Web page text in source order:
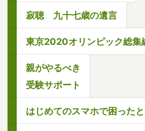
寂聴 九十七歳の遺言
東京2020オリンピック総集
親がやるべき
受験サポート
はじめてのスマホで困った